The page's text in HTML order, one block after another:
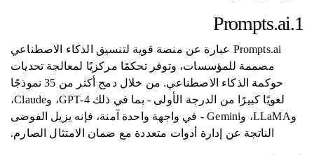
1.Prompts.ai
Prompts.ai عبارة عن منصة قوية لتنسيق الذكاء الاصطناعي
مصممة للمؤسسات، وتوفر تحكمًا مركزيًا لمعالجة تحديات
حوكمة الذكاء الاصطناعي. من خلال دمج أكثر من 35 نموذجًا
لغويًا كبيرًا من الدرجة الأولى - بما في ذلك GPT-4، وClaude،
وLLaMA، وGemini - في واجهة واحدة آمنة، فإنه يزيل الفوضى
الناتجة عن إدارة أدوات متعددة مع ضمان الامتثال الصارم.